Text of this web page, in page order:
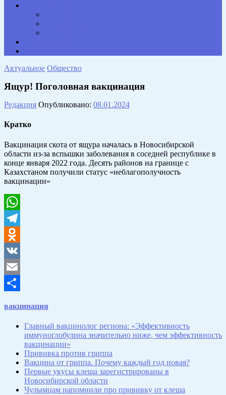
Актуальное Общество
Ящур! Поголовная вакцинация
Редакция Опубликовано: 08.01.2024
Кратко
Вакцинация скота от ящура началась в Новосибирской
области из-за вспышки заболевания в соседней республике в
конце января 2022 года. Десять районов на границе с
Казахстаном получили статус «неблагополучность
вакцинации»
WhatsApp
Telegram
Odnoklassniki
VK
Email
вакцинация
Главный вакцинолог региона: «Эффективность
иммуноглобулина значительно ниже, чем эффективность
вакцинации»
Прививка против гриппа
Вакцина от гриппа. Почему каждый год новая?
Первые укусы клеща зарегистрированы в
Новосибирской области
Чулымцам напомнили про прививку от клеща